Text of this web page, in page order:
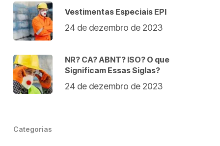
Vestimentas Especiais EPI
24 de dezembro de 2023
NR? CA? ABNT? ISO? O que
Significam Essas Siglas?
24 de dezembro de 2023
Categorias